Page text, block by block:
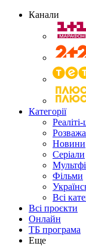
Канали
Категорії
Новини
Серіали
Фільми
Всі
Всі проєкти
Онлайн
ТБ програма
Еще